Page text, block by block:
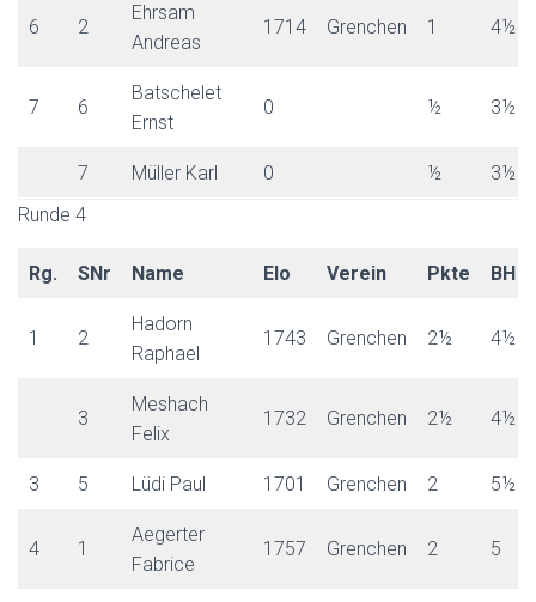
6 2
Ehrsam
Andreas
1714 Grenchen 1 4½
7 6
Batschelet
Ernst
0 ½ 3½
7 Müller Karl 0 ½
3½
Runde 4
Rg. SNr Name Elo Verein Pkte BH
1 2
Hadorn
Raphael
1743 Grenchen 2½ 4½
3
Meshach
Felix
1732 Grenchen 2½ 4½
3 5 Lüdi Paul 1701 Grenchen 2 5½
4 1
Aegerter
Fabrice
1757 Grenchen 2 5